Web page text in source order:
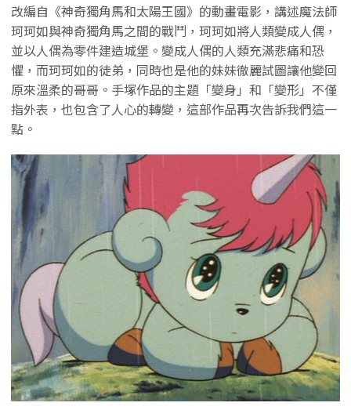
改編自《神奇獨角馬和太陽王國》的動畫電影，講述魔法師
珂珂如與神奇獨角馬之間的戰鬥，珂珂如將人類變成人偶，
並以人偶為零件建造城堡。變成人偶的人類充滿悲痛和恐
懼，而珂珂如的徒弟，同時也是他的妹妹徹麗試圖讓他變回
原來溫柔的哥哥。手塚作品的主題「變身」和「變形」不僅
指外表，也包含了人心的轉變，這部作品再次告訴我們這一
點。